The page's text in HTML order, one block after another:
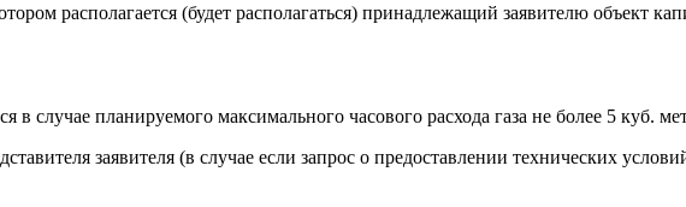
располагается (будет располагаться) принадлежащий заявителю объект
в случае планируемого максимального часового расхода газа не более 5 куб.
заявителя (в случае если запрос о предоставлении технических